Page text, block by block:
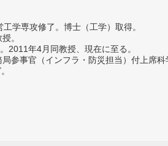
学専攻修了。博士（工学）取得。
。
2011年4月同教授、現在に至る。
参事官（インフラ・防災担当）付上席科